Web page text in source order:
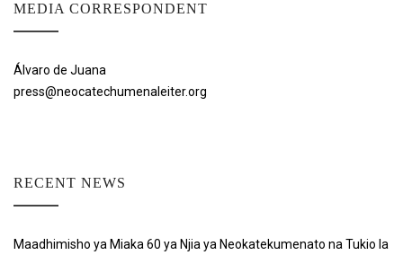
MEDIA CORRESPONDENT
Álvaro de Juana
press@neocatechumenaleiter.org
RECENT NEWS
Maadhimisho ya Miaka 60 ya Njia ya Neokatekumenato na Tukio la